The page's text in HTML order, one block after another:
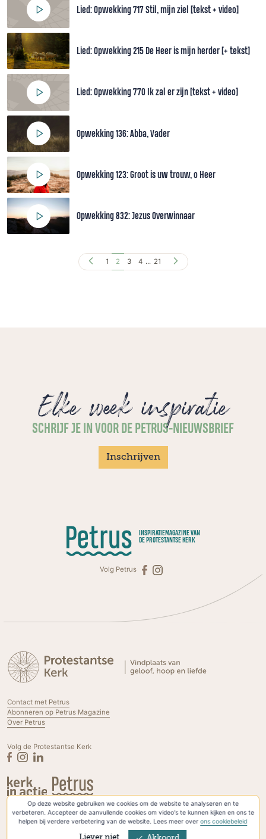
Op deze website gebruiken we cookies om de website te analyseren en te
verbeteren. Accepteer de aanvullende cookies om video's te kunnen kijken en ons te
helpen bij verdere verbetering van de website. Lees meer overons cookiebeleid
Lied: Opwekking 717 Stil, mijn ziel [tekst + video]
Lied: Opwekking 215 De Heer is mijn herder [+ tekst]
Lied: Opwekking 770 Ik zal er zijn [tekst + video]
Opwekking 136: Abba, Vader
Opwekking 123: Groot is uw trouw, o Heer
Opwekking 832: Jezus Overwinnaar
1 2 3 4 ... 21
Elke week inspiratie
SCHRIJF JE IN VOOR DE PETRUS-NIEUWSBRIEF
Inschrijven
INSPIRATIEMAGAZINE VAN
DE PROTESTANTSE KERK
Volg Petrus
Contact met Petrus
Abonneren op Petrus Magazine
Over Petrus
Volg de Protestantse Kerk
Privacyverklaring & Cookies